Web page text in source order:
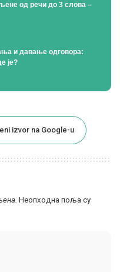
од речи до 3 слова –
и давање одговора:
је?
izvor na Google-u
Неопходна поља су